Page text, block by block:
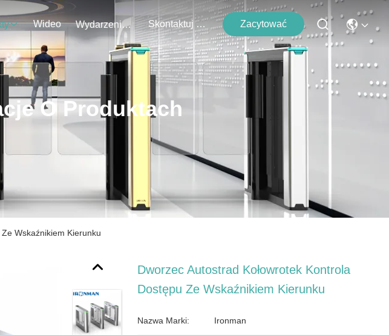
Wideo Wydarzenia Skontaktuj Się Z Nami Zacytować
O Produktach
Wskaźnikiem Kierunku
Dworzec Autostrad Kołowrotek Kontrola
Dostępu Ze Wskaźnikiem Kierunku
Nazwa Marki: Ironman